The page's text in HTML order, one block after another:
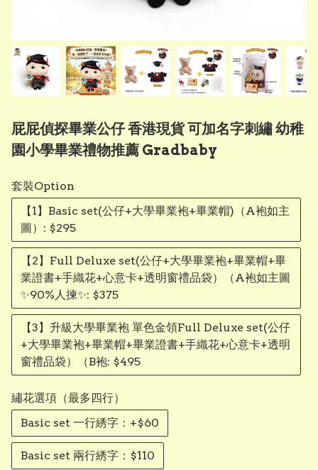
屁屁偵探畢業公仔 香港現貨 可加名字刺繡 幼稚
園小學畢業禮物推薦 Gradbaby
套裝Option
【1】Basic set(公仔+大學畢業袍+畢業帽)（A袍如主
圖）: $295
【2】Full Deluxe set(公仔+大學畢業袍+畢業帽+畢
業證書+手織花+心意卡+透明窗禮品袋）（A袍如主圖
✨90%人揀✨: $375
【3】升級大學畢業袍 單色金領Full Deluxe set(公仔
+大學畢業袍+畢業帽+畢業證書+手織花+心意卡+透明
窗禮品袋）（B袍: $495
繡花選項（最多四行）
Basic set 一行綉字：+$60
Basic set 兩行綉字：$110